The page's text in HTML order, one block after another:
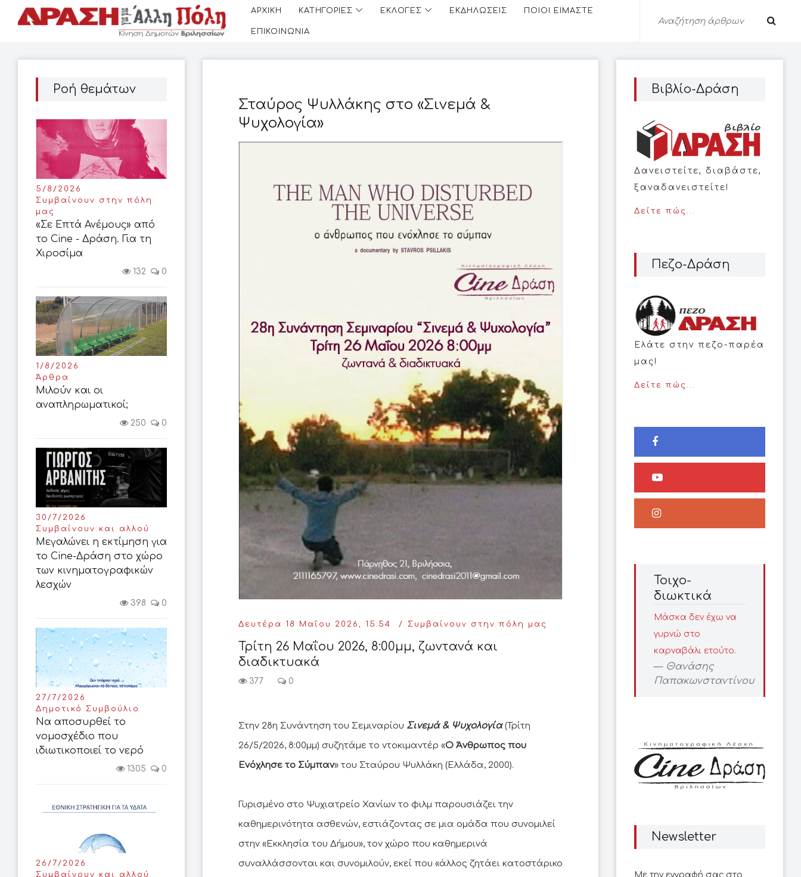
ΑΡΧΙΚΗ ΚΑΤΗΓΟΡΙΕΣ ΕΚΛΟΓΕΣ ΕΚΔΗΛΩΣΕΙΣ ΠΟΙΟΙ ΕΙΜΑΣΤΕ
ΕΠΙΚΟΙΝΩΝΙΑ
Ροή θεμάτων
5/8/2026
Συμβαίνουν στην πόλη
μας
«Σε Επτά Ανέμους» από
το Cine - Δράση. Για τη
Χιροσίμα
132 0
1/8/2026
Άρθρα
Μιλούν και οι
αναπληρωματικοί;
250 0
30/7/2026
Συμβαίνουν και αλλού
Μεγαλώνει η εκτίμηση για
το Cine-Δράση στο χώρο
των κινηματογραφικών
λεσχών
398 0
27/7/2026
Δημοτικό Συμβούλιο
Να αποσυρθεί το
νομοσχέδιο που
ιδιωτικοποιεί το νερό
1305 0
26/7/2026
Συμβαίνουν και αλλού
Σταύρος Ψυλλάκης στο «Σινεμά &
Ψυχολογία»
Δευτέρα 18 Μαΐου 2026, 15:54 Συμβαίνουν στην πόλη μας
Τρίτη 26 Μαΐου 2026, 8:00μμ, ζωντανά και
διαδικτυακά
377 0
Στην 28η Συνάντηση του Σεμιναρίου Σινεμά & Ψυχολογία(Τρίτη
26/5/2026, 8:00μμ) συζητάμε το ντοκιμαντέρ «Ο Άνθρωπος που
Ενόχλησε το Σύμπαν» του Σταύρου Ψυλλάκη (Ελλάδα, 2000).
Γυρισμένο στο Ψυχιατρείο Χανίων το φιλμ παρουσιάζει την
καθημερινότητα ασθενών, εστιάζοντας σε μια ομάδα που συνομιλεί
στην «Εκκλησία του Δήμου», τον χώρο που καθημερινά
συναλλάσσονται και συνομιλούν, εκεί που «άλλος ζητάει κατοστάρικο
Βιβλίο-Δράση
Δανειστείτε, διαβάστε,
ξαναδανειστείτε!
Δείτε πώς...
Πεζο-Δράση
Ελάτε στην πεζο-παρέα
μας!
Δείτε πώς...
Τοιχο-
διωκτικά
Μάσκα δεν έχω να
γυρνώ στο
καρναβάλι ετούτο.
Θανάσης
Παπακωνσταντίνου
Newsletter
Με την εγγραφή σας στο